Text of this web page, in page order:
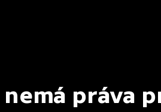
nemá práva